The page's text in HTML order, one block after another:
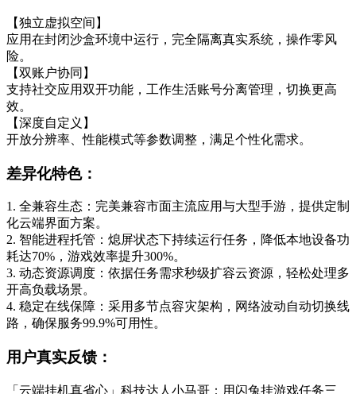
【独立虚拟空间】
应用在封闭沙盒环境中运行，完全隔离真实系统，操作零风
险。
【双账户协同】
支持社交应用双开功能，工作生活账号分离管理，切换更高
效。
【深度自定义】
开放分辨率、性能模式等参数调整，满足个性化需求。
差异化特色：
1. 全兼容生态：完美兼容市面主流应用与大型手游，提供定制
化云端界面方案。
2. 智能进程托管：熄屏状态下持续运行任务，降低本地设备功
耗达70%，游戏效率提升300%。
3. 动态资源调度：依据任务需求秒级扩容云资源，轻松处理多
开高负载场景。
4. 稳定在线保障：采用多节点容灾架构，网络波动自动切换线
路，确保服务99.9%可用性。
用户真实反馈：
「云端挂机真省心」科技达人小马哥：用闪兔挂游戏任务三